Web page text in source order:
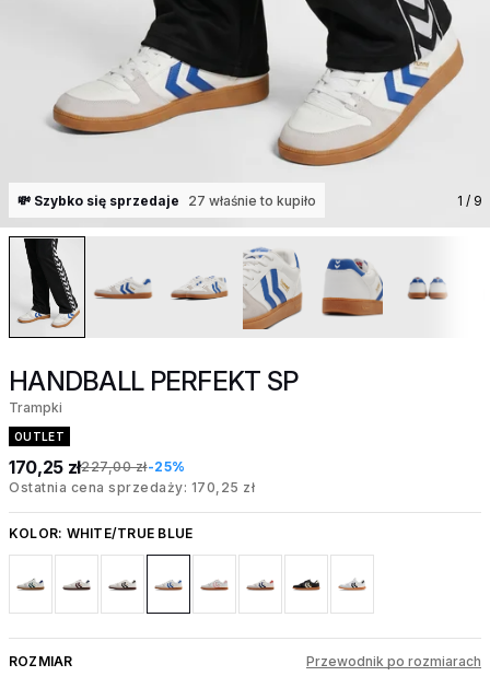
💸 Szybko się sprzedaje 27 właśnie to kupiło 1 / 9
HANDBALL PERFEKT SP
Trampki
OUTLET
170,25 zł227,00 zł-25%
Ostatnia cena sprzedaży: 170,25 zł
KOLOR: WHITE/TRUE BLUE
ROZMIAR Przewodnik po rozmiarach